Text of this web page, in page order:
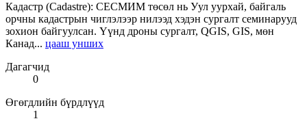
Кадастр (Cadastre): СЕСМИМ төсөл нь Уул уурхай, байгаль
орчны кадастрын чиглэлээр нилээд хэдэн сургалт семинарууд
зохион байгуулсан. Үүнд дроны сургалт, QGIS, GIS, мөн
Канад... цааш унших
Дагагчид
0
Өгөгдлийн бүрдлүүд
1